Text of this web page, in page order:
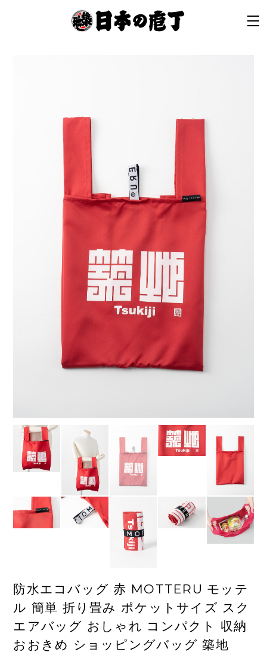
防水エコバッグ 赤 MOTTERU モッテ
ル 簡単 折り畳み ポケットサイズ スク
エアバッグ おしゃれ コンパクト 収納
おおきめ ショッピングバッグ 築地